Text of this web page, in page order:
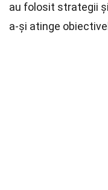
au folosit strategii
a-și atinge